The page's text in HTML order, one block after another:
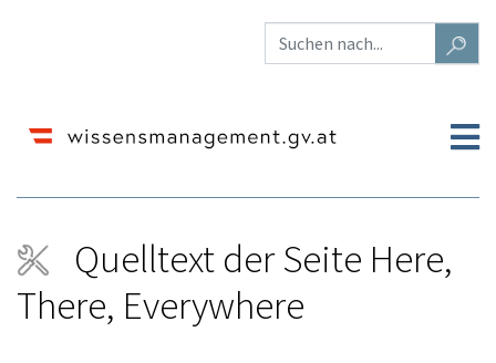
Quelltext der Seite Here,
There, Everywhere